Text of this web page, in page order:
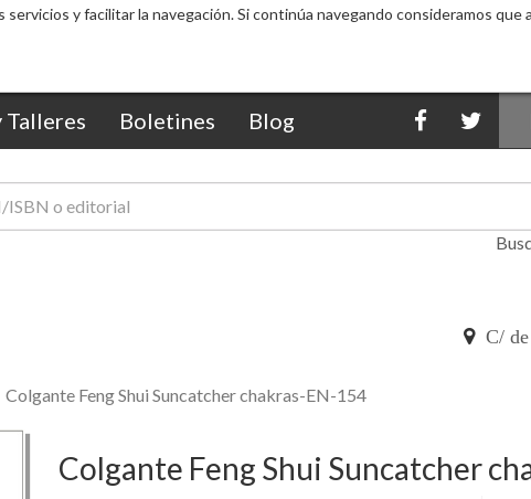
y facilitar la navegación. Si continúa navegando consideramos que
Talleres Boletines Blog
C/
Colgante Feng Shui Suncatcher chakras-EN-154
Colgante Feng Shui Suncatcher